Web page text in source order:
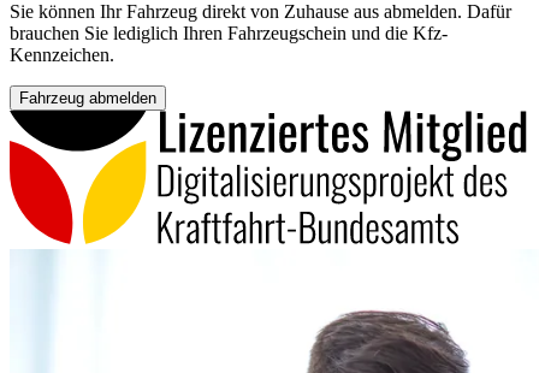
Sie können Ihr Fahrzeug direkt von Zuhause aus abmelden. Dafür
brauchen Sie lediglich Ihren Fahrzeugschein und die Kfz-
Kennzeichen.
Fahrzeug abmelden